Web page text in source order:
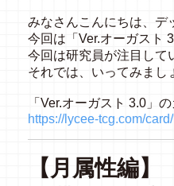
みなさんこんにちは、デ
今回は「Ver.オーガスト
今回は研究員が注目して
それでは、いってみまし
「Ver.オーガスト 3.0」
https://lycee-tcg.com/
【月属性編】